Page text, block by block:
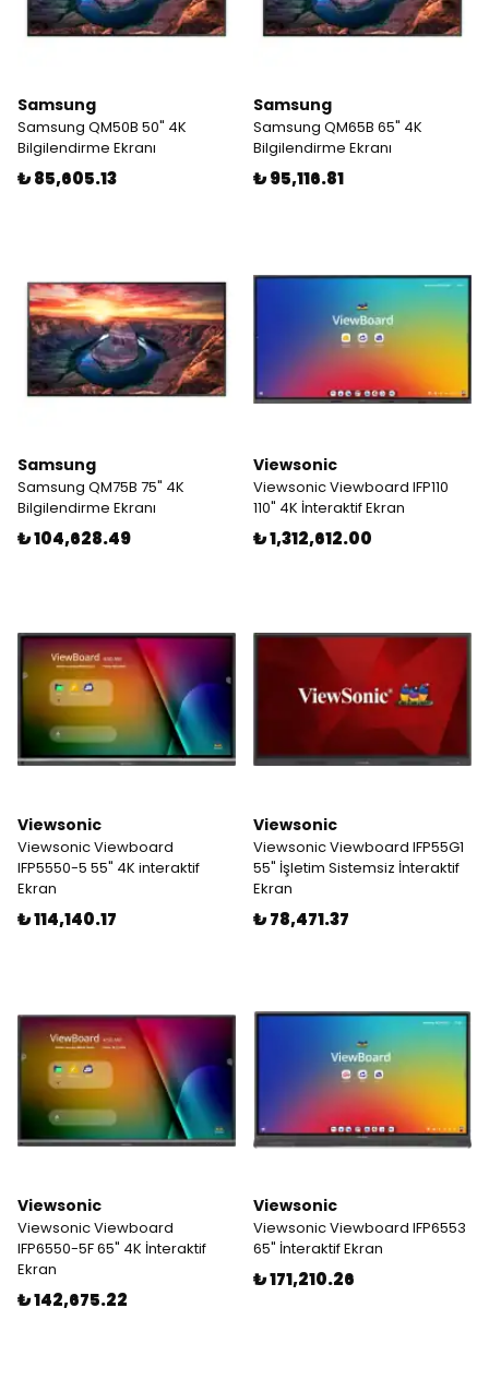
Samsung
Samsung QM50B 50" 4K
Bilgilendirme Ekranı
₺ 85,605.13
Samsung
Samsung QM65B 65" 4K
Bilgilendirme Ekranı
₺ 95,116.81
Samsung
Samsung QM75B 75" 4K
Bilgilendirme Ekranı
₺ 104,628.49
Viewsonic
Viewsonic Viewboard IFP110
110" 4K İnteraktif Ekran
₺ 1,312,612.00
Viewsonic
Viewsonic Viewboard
IFP5550-5 55" 4K interaktif
Ekran
₺ 114,140.17
Viewsonic
Viewsonic Viewboard IFP55G1
55" İşletim Sistemsiz İnteraktif
Ekran
₺ 78,471.37
Viewsonic
Viewsonic Viewboard
IFP6550-5F 65" 4K İnteraktif
Ekran
₺ 142,675.22
Viewsonic
Viewsonic Viewboard IFP6553
65" İnteraktif Ekran
₺ 171,210.26